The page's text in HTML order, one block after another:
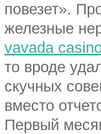
повезет».
железные
vavada
то вроде
скучных
вместо
Первый